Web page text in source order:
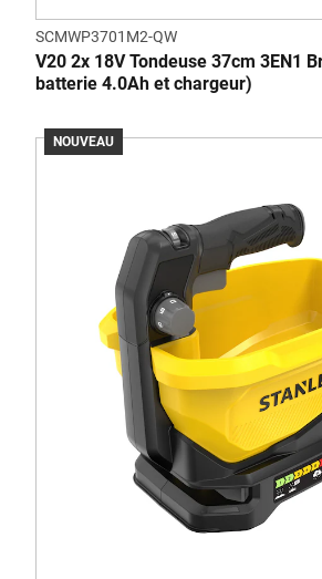
SCMWP3701M2-QW
V20 2x 18V Tondeuse 37cm 3EN1
batterie 4.0Ah et chargeur)
NOUVEAU